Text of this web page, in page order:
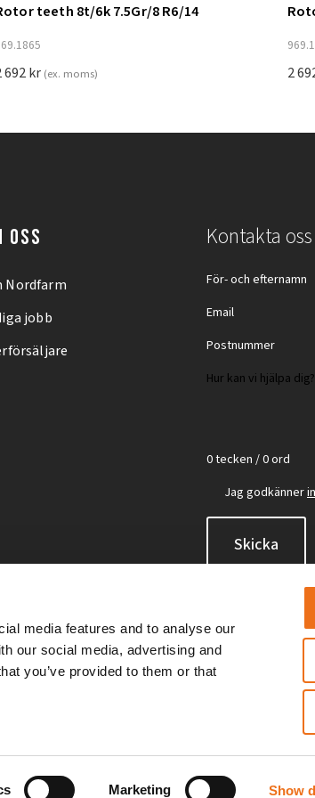
media features and to analyse our
our social media, advertising and
you’ve provided to them or that
Marketing Show
Lägg till i varukorg
teeth 8t/6k 7.5Gr/8 R6/14
692kr (ex. moms) 2
OSS
Nordfarm
jobb
Kontakta oss
0 tecken / 0 ord
Jag godkänner
Skicka